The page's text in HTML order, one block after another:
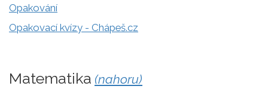
Opakování
Opakovací kvízy - Chápeš.cz
Matematika (nahoru)